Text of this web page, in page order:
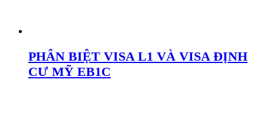
PHÂN BIỆT VISA L1 VÀ VISA ĐỊNH
CƯ MỸ EB1C